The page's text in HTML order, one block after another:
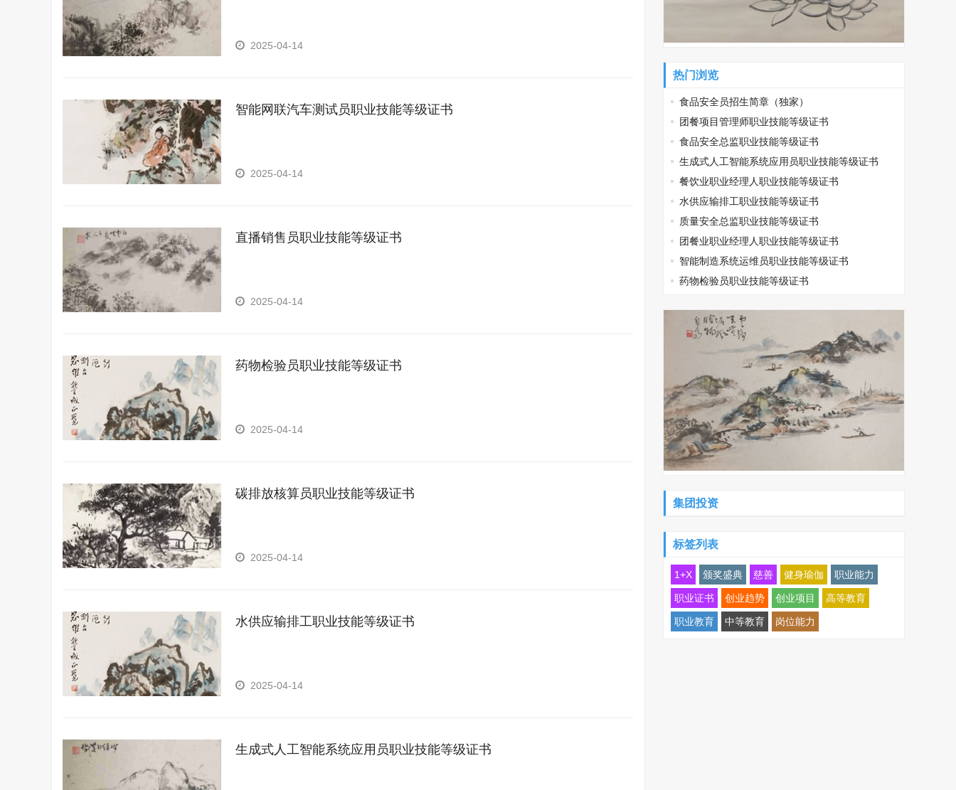
2025-04-14
智能网联汽车测试员职业技能等级证书
2025-04-14
直播销售员职业技能等级证书
2025-04-14
药物检验员职业技能等级证书
2025-04-14
碳排放核算员职业技能等级证书
2025-04-14
水供应输排工职业技能等级证书
2025-04-14
生成式人工智能系统应用员职业技能等级证书
热门浏览
食品安全员招生简章（独家）
团餐项目管理师职业技能等级证书
食品安全总监职业技能等级证书
生成式人工智能系统应用员职业技能等级证书
餐饮业职业经理人职业技能等级证书
水供应输排工职业技能等级证书
质量安全总监职业技能等级证书
团餐业职业经理人职业技能等级证书
智能制造系统运维员职业技能等级证书
药物检验员职业技能等级证书
集团投资
标签列表
1+X 颁奖盛典 慈善 健身瑜伽 职业能力
职业证书 创业趋势 创业项目 高等教育
职业教育 中等教育 岗位能力